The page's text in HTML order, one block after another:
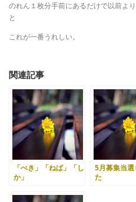
のれん１枚分手前にあるだけで以前よ
と
これが一番うれしい。
関連記事
「べき」「ねば」「し
か」
5月募集当選
た